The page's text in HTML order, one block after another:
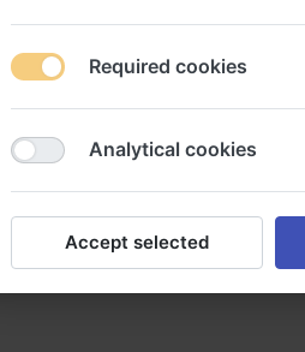
achat acheter effexor sur internet
sur
Required cookies
Analytical cookies
Accept selected